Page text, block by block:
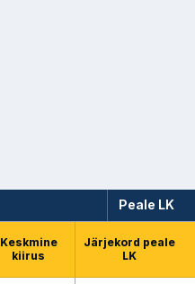
Peale LK
Keskmine
kiirus
Järjekord peale
LK